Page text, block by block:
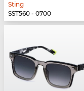
Sting
SST560 - 0700